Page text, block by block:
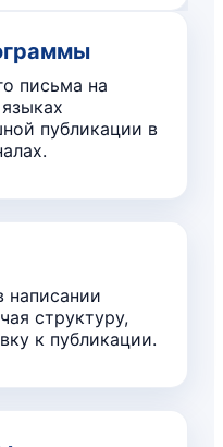
письма на
публикации в
написании
структуру,
к публикации.